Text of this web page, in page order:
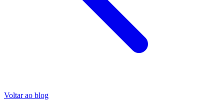
Voltar ao blog